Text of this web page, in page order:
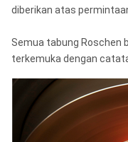
diberikan atas
Semua tabung Roschen
terkemuka dengan